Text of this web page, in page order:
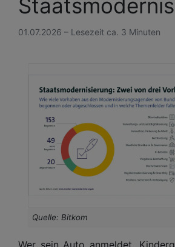
01.07.2026 – Lesezeit ca. 3 Minuten
Quelle: Bitkom
Wer sein Auto anmeldet,